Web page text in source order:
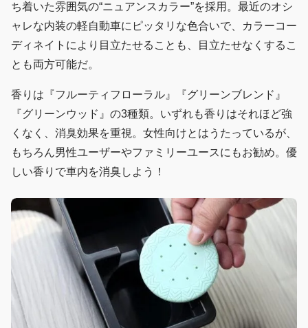
ち着いた雰囲気の“ニュアンスカラー”を採用。最近のオシ
ャレな内装の軽自動車にピッタリな色合いで、カラーコー
ディネイトにより目立たせることも、目立たせなくするこ
とも両方可能だ。
香りは『フルーティフローラル』『グリーンブレンド』
『グリーンウッド』の3種類。いずれも香りはそれほど強
くなく、消臭効果を重視。女性向けとはうたっているが、
もちろん男性ユーザーやファミリーユースにもお勧め。優
しい香りで車内を消臭しよう！